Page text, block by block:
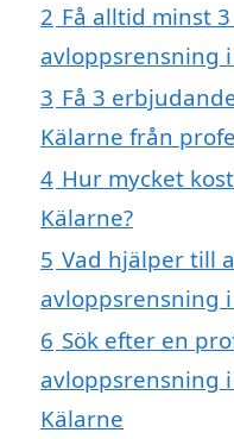
2 Få alltid minst
avloppsrensning
3 Få 3
Kälarne från
4 Hur mycket
Kälarne?
5 Vad hjälper till
avloppsrensning
6 Sök efter en
avloppsrensning
Kälarne